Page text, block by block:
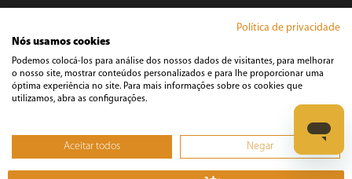
Áudio e Vídeo
Política de privacidade
Nós usamos cookies
Podemos colocá-los para análise dos nossos dados de visitantes, para melhorar
o nosso site, mostrar conteúdos personalizados e para lhe proporcionar uma
óptima experiência no site. Para mais informações sobre os cookies que
utilizamos, abra as configurações.
Aceitar todos Negar